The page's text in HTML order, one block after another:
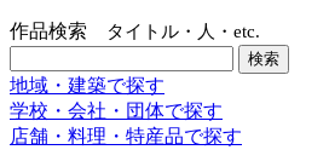
作品検索 タイトル・人・etc.
地域・建築で探す
学校・会社・団体で探す
店舗・料理・特産品で探す